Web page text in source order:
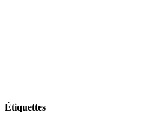
Étiquettes